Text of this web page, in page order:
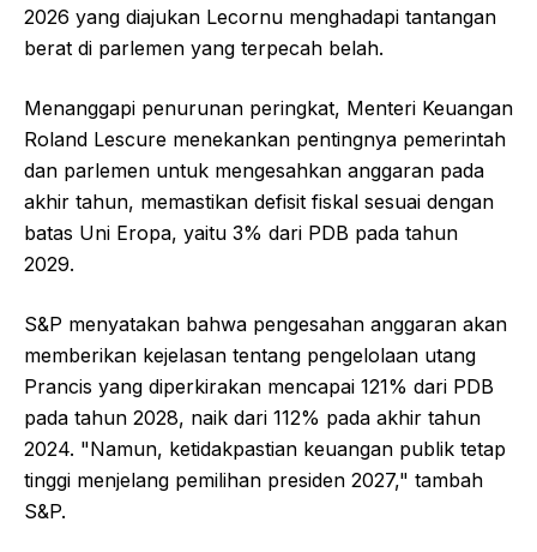
2026 yang diajukan Lecornu menghadapi tantangan
berat di parlemen yang terpecah belah.
Menanggapi penurunan peringkat, Menteri Keuangan
Roland Lescure menekankan pentingnya pemerintah
dan parlemen untuk mengesahkan anggaran pada
akhir tahun, memastikan defisit fiskal sesuai dengan
batas Uni Eropa, yaitu 3% dari PDB pada tahun
2029.
S&P menyatakan bahwa pengesahan anggaran akan
memberikan kejelasan tentang pengelolaan utang
Prancis yang diperkirakan mencapai 121% dari PDB
pada tahun 2028, naik dari 112% pada akhir tahun
2024. "Namun, ketidakpastian keuangan publik tetap
tinggi menjelang pemilihan presiden 2027," tambah
S&P.